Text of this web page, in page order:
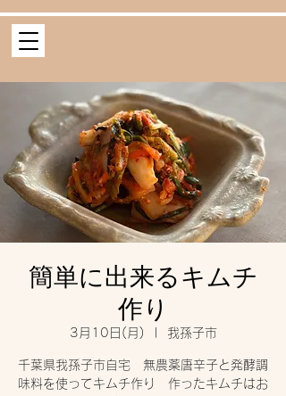
簡単に出来るキムチ
作り
3月10日(月) 我孫子市
千葉県我孫子市自宅 無農薬唐辛子と発酵調
味料を使ってキムチ作り 作ったキムチはお